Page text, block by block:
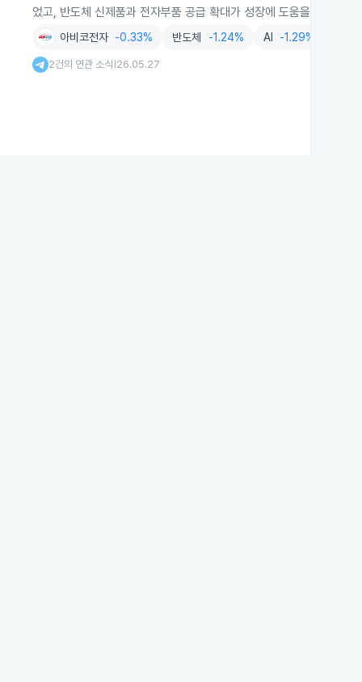
었고, 반도체 신제품과 전자부품 공급 확대가 성장에 도움을 줬습니다.
아비코전자 -0.33% 반도체 -1.24% AI -1.29%
2건의 연관 소식 26.05.27